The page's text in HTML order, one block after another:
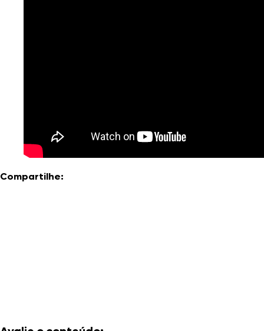
Compartilhe: